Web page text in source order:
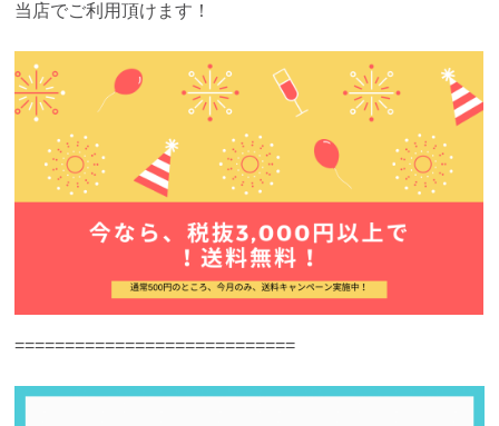
当店でご利用頂けます！
============================